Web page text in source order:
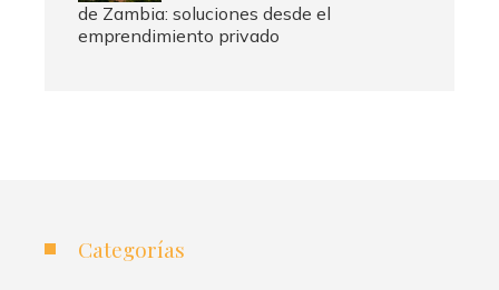
de Zambia: soluciones desde el
emprendimiento privado
Categorías